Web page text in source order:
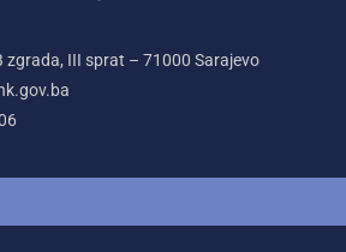
zgrada, III sprat – 71000‌ Sarajevo